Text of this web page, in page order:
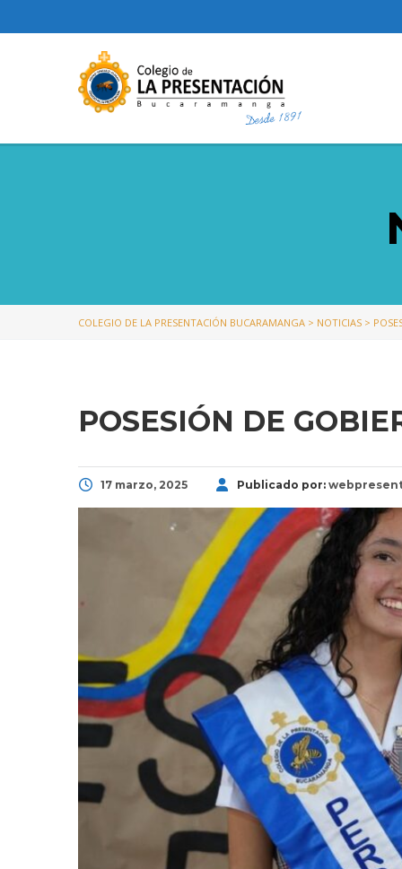
COLEGIO DE LA PRESENTACIÓN BUCARAMANGA > NOTICIAS >
POSESIÓN DE
17 marzo, 2025 Publicado por: